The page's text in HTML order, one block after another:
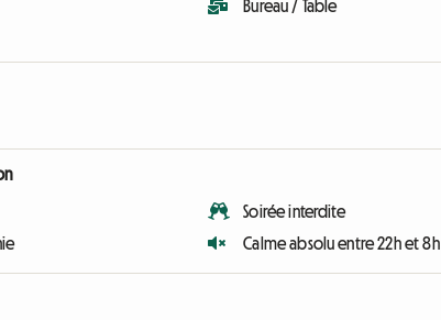
Bureau / Table
Soirée interdite
Calme absolu entre 22h et 8h